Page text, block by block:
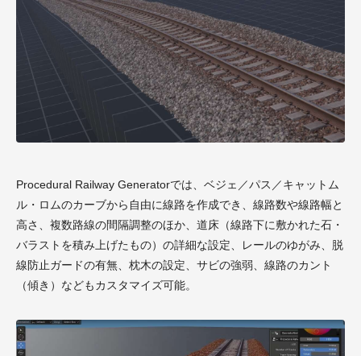
Procedural Railway Generatorでは、ベジェ／パス／キャットム
ル・ロムのカーブから自由に線路を作成でき、線路数や線路幅と
高さ、複数路線の間隔調整のほか、道床（線路下に敷かれた石・
バラストを積み上げたもの）の詳細な設定、レールのゆがみ、脱
線防止ガードの有無、枕木の設定、サビの強弱、線路のカント
（傾き）などもカスタマイズ可能。